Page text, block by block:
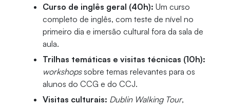
Curso de inglês geral (40h): Um curso
completo de inglês, com teste de nível no
primeiro dia e imersão cultural fora da sala de
aula.
Trilhas temáticas e visitas técnicas (10h):
workshops sobre temas relevantes para os
alunos do CCG e do CCJ.
Visitas culturais: Dublin Walking Tour,